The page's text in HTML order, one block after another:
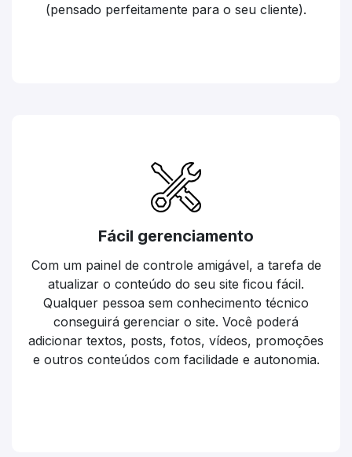
(pensado perfeitamente para o seu cliente).
Fácil gerenciamento
Com um painel de controle amigável, a tarefa de
atualizar o conteúdo do seu site ficou fácil.
Qualquer pessoa sem conhecimento técnico
conseguirá gerenciar o site. Você poderá
adicionar textos, posts, fotos, vídeos, promoções
e outros conteúdos com facilidade e autonomia.